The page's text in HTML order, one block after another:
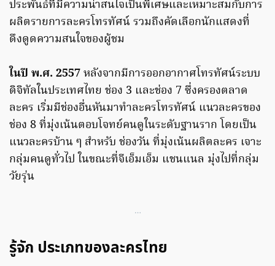
ประพันธ์ที่มีความน่าสนใจเป็นพิเศษและเหมาะสมกับการ
ผลิตรายการละครโทรทัศน์ รวมถึงคัดเลือกนักแสดงที่
ดึงดูดความสนใจของผู้ชม
ในปี พ.ศ. 2557หลังจากมีการออกอากาศโทรทัศน์ระบบ
ดิจิทัลในประเทศไทย ช่อง 3 และช่อง 7 ซึ่งครองตลาด
ละคร เริ่มมีช่องอื่นหันมาทำละครโทรทัศน์ แนวละครของ
ช่อง 8 ที่มุ่งเน้นตอบโจทย์คนดูในระดับฐานราก โดยเป็น
แนวละครบ้าน ๆ สำหรับ ช่องวัน ที่มุ่งเน้นผลิตละคร เจาะ
กลุ่มคนดูทั่วไป ในขณะที่จีเอ็มเอ็ม แชนแนล มุ่งไปที่กลุ่ม
วัยรุ่น
…
รู้จัก ประเภทของละครไทย